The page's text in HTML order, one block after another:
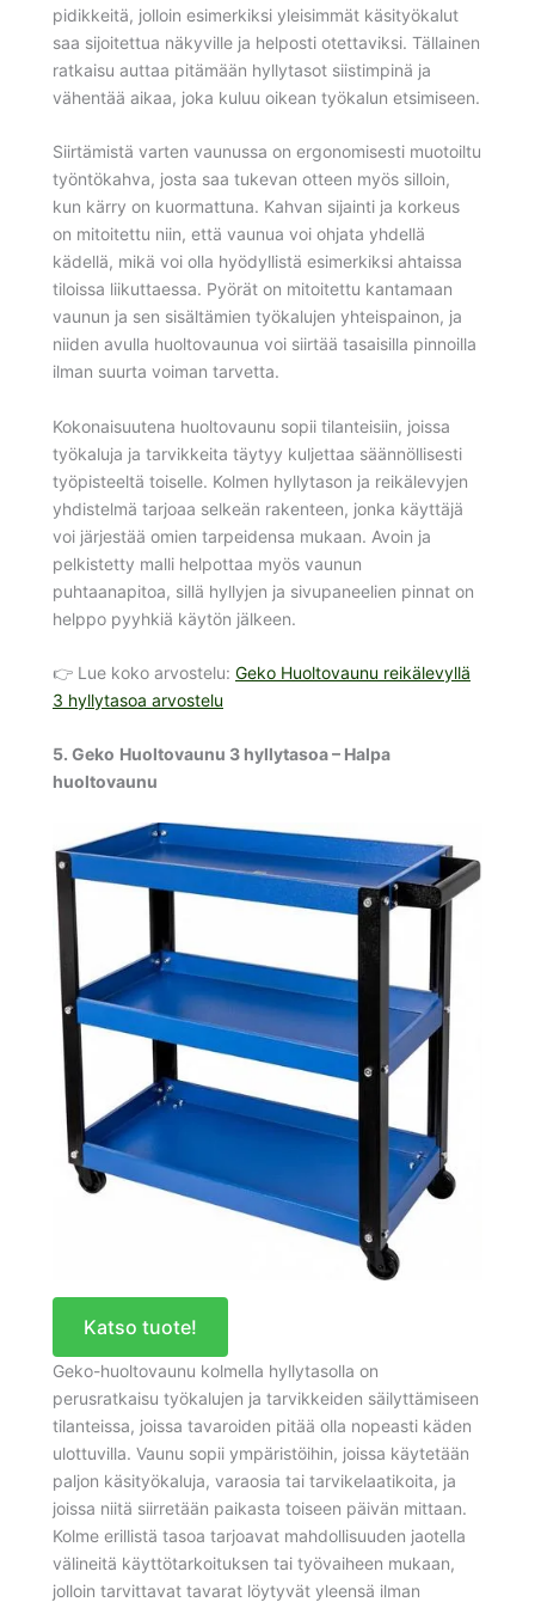
pidikkeitä, jolloin esimerkiksi yleisimmät käsityökalut
saa sijoitettua näkyville ja helposti otettaviksi. Tällainen
ratkaisu auttaa pitämään hyllytasot siistimpinä ja
vähentää aikaa, joka kuluu oikean työkalun etsimiseen.
Siirtämistä varten vaunussa on ergonomisesti muotoiltu
työntökahva, josta saa tukevan otteen myös silloin,
kun kärry on kuormattuna. Kahvan sijainti ja korkeus
on mitoitettu niin, että vaunua voi ohjata yhdellä
kädellä, mikä voi olla hyödyllistä esimerkiksi ahtaissa
tiloissa liikuttaessa. Pyörät on mitoitettu kantamaan
vaunun ja sen sisältämien työkalujen yhteispainon, ja
niiden avulla huoltovaunua voi siirtää tasaisilla pinnoilla
ilman suurta voiman tarvetta.
Kokonaisuutena huoltovaunu sopii tilanteisiin, joissa
työkaluja ja tarvikkeita täytyy kuljettaa säännöllisesti
työpisteeltä toiselle. Kolmen hyllytason ja reikälevyjen
yhdistelmä tarjoaa selkeän rakenteen, jonka käyttäjä
voi järjestää omien tarpeidensa mukaan. Avoin ja
pelkistetty malli helpottaa myös vaunun
puhtaanapitoa, sillä hyllyjen ja sivupaneelien pinnat on
helppo pyyhkiä käytön jälkeen.
👉 Lue koko arvostelu: Geko Huoltovaunu reikälevyllä
3 hyllytasoa arvostelu
5. Geko Huoltovaunu 3 hyllytasoa – Halpa
huoltovaunu
Katso tuote!
Geko-huoltovaunu kolmella hyllytasolla on
perusratkaisu työkalujen ja tarvikkeiden säilyttämiseen
tilanteissa, joissa tavaroiden pitää olla nopeasti käden
ulottuvilla. Vaunu sopii ympäristöihin, joissa käytetään
paljon käsityökaluja, varaosia tai tarvikelaatikoita, ja
joissa niitä siirretään paikasta toiseen päivän mittaan.
Kolme erillistä tasoa tarjoavat mahdollisuuden jaotella
välineitä käyttötarkoituksen tai työvaiheen mukaan,
jolloin tarvittavat tavarat löytyvät yleensä ilman